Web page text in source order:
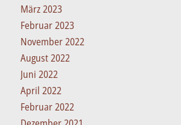
März 2023
Februar 2023
November 2022
August 2022
Juni 2022
April 2022
Februar 2022